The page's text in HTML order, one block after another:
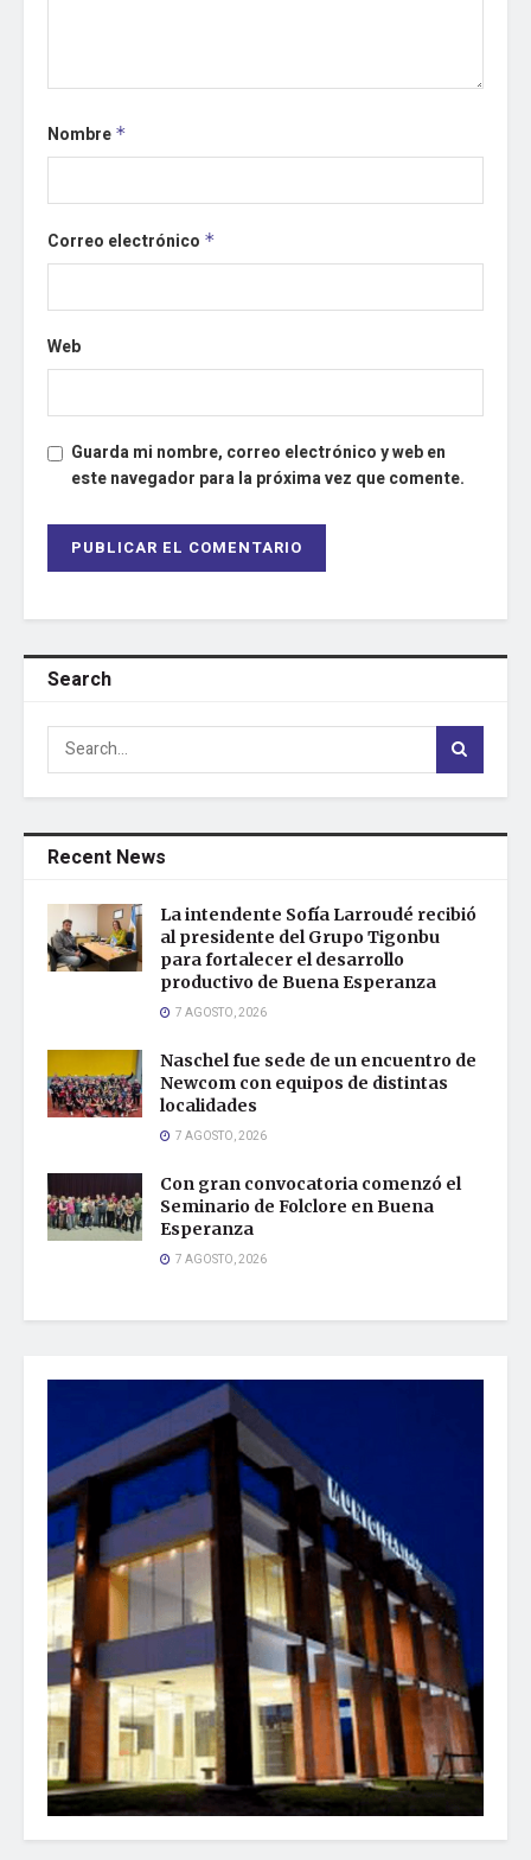
Nombre *
Correo electrónico *
Web
Guarda mi nombre, correo electrónico y web en
este navegador para la próxima vez que comente.
Search
Recent News
La intendente Sofía Larroudé recibió
al presidente del Grupo Tigonbu
para fortalecer el desarrollo
productivo de Buena Esperanza
7 AGOSTO, 2026
Naschel fue sede de un encuentro de
Newcom con equipos de distintas
localidades
7 AGOSTO, 2026
Con gran convocatoria comenzó el
Seminario de Folclore en Buena
Esperanza
7 AGOSTO, 2026